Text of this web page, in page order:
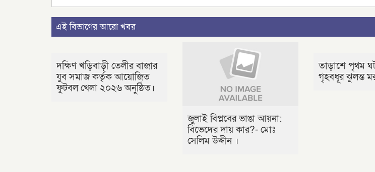
এই বিভাগের আরো খবর
দক্ষিণ খড়িবাড়ী তেলীর বাজার
যুব সমাজ কর্তৃক আয়োজিত
ফুটবল খেলা ২০২৬ অনুষ্ঠিত।
জুলাই বিপ্লবের ভাঙা আয়না:
বিভেদের দায় কার?- মোঃ
সেলিম উদ্দীন ।
তাড়াশে পৃথম
গৃহবধূর ঝুলন্ত